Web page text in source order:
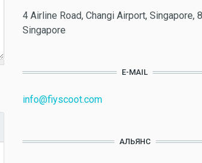
4 Airline Road, Changi Airport, Singapore,
Singapore
E-MAIL
info@fiyscoot.com
АЛЬЯНС